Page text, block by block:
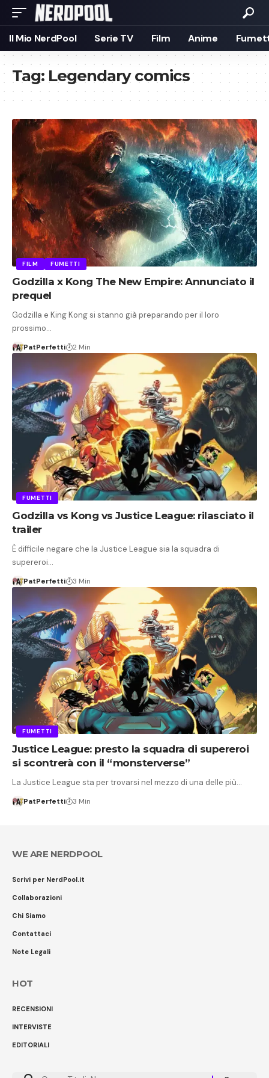
Il Mio NerdPool Serie TV Film Anime
Tag: Legendary comics
FILM FUMETTI
Godzilla x Kong The New Empire: Annunciato il
prequel
Godzilla e King Kong si stanno già preparando per il loro
prossimo…
PatPerfetti 2 Min
FUMETTI
Godzilla vs Kong vs Justice League: rilasciato il
trailer
È difficile negare che la Justice League sia la squadra di
supereroi…
PatPerfetti 3 Min
FUMETTI
Justice League: presto la squadra di supereroi
si scontrerà con il “monsterverse”
La Justice League sta per trovarsi nel mezzo di una delle più…
PatPerfetti 3 Min
WE ARE NERDPOOL
Scrivi per NerdPool.it
Collaborazioni
Chi Siamo
Contattaci
Note Legali
HOT
RECENSIONI
INTERVISTE
EDITORIALI